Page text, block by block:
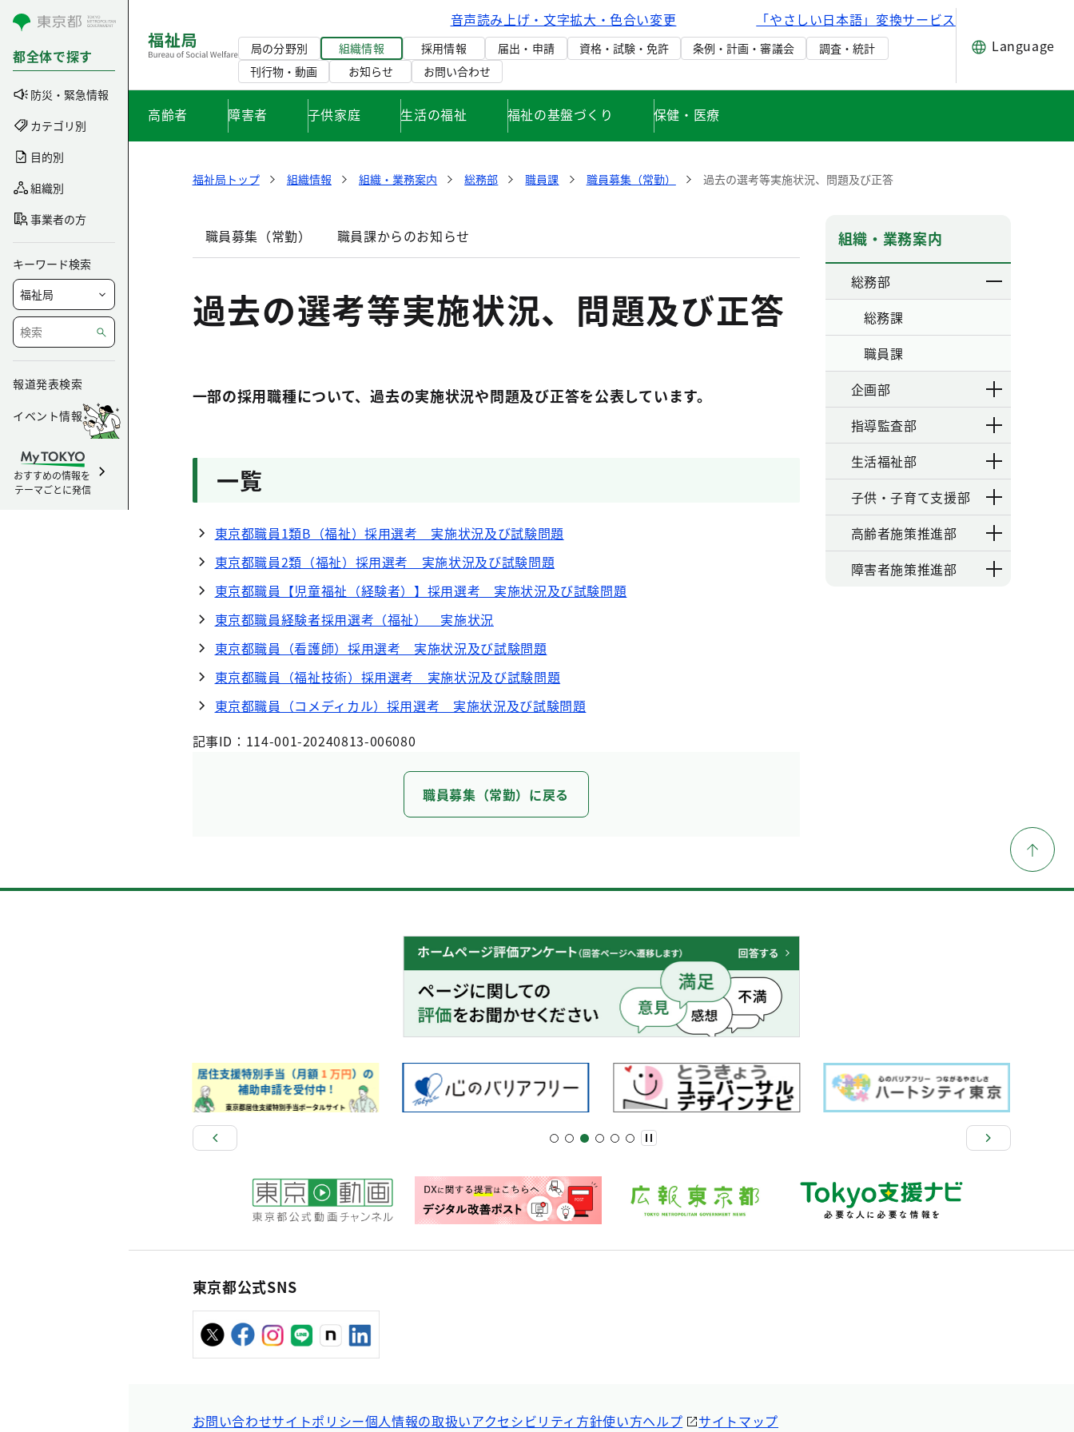
コンテンツにスキップ
都全体で探す
防災・緊急情報
カテゴリ別
目的別
組織別
事業者の方
キーワード検索
報道発表検索
イベント情報
おすすめの情報を
テーマごとに発信
音声読み上げ・文字拡大・色合い変更 「やさしい日本語」変換サービス
局の分野別 組織情報 採用情報 届出・申請 資格・試験・免許 条例・計画・審議会
調査・統計
刊行物・動画
お知らせ お問い合わせ
Language
高齢者 障害者 子供家庭 生活の福祉 福祉の基盤づくり 保健・医療
福祉局トップ 組織情報 組織・業務案内 総務部 職員課 職員募集（常勤） 過去の選考等実施状況、問題及び正答
職員募集（常勤） 職員課からのお知らせ
過去の選考等実施状況、問題及び正答
一部の採用職種について、過去の実施状況や問題及び正答を公表しています。
一覧
東京都職員1類B（福祉）採用選考 実施状況及び試験問題
東京都職員2類（福祉）採用選考 実施状況及び試験問題
東京都職員【児童福祉（経験者）】採用選考 実施状況及び試験問題
東京都職員経験者採用選考（福祉） 実施状況
東京都職員（看護師）採用選考 実施状況及び試験問題
東京都職員（福祉技術）採用選考 実施状況及び試験問題
東京都職員（コメディカル）採用選考 実施状況及び試験問題
記事ID：114-001-20240813-006080
職員募集（常勤）に戻る
組織・業務案内
総務部
総務課
職員課
企画部
指導監査部
生活福祉部
子供・子育て支援部
高齢者施策推進部
障害者施策推進部
東京都公式SNS
お問い合わせサイトポリシー個人情報の取扱いアクセシビリティ方針使い方ヘルプ サイトマップ